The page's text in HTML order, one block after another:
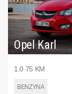
Opel Karl
1.0 75 KM
BENZYNA